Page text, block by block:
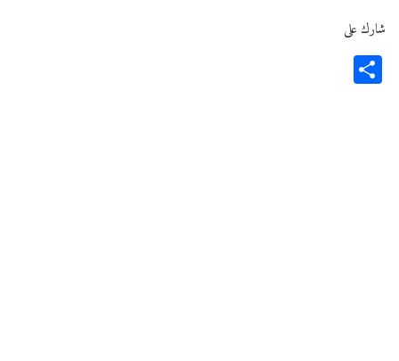
شارك على